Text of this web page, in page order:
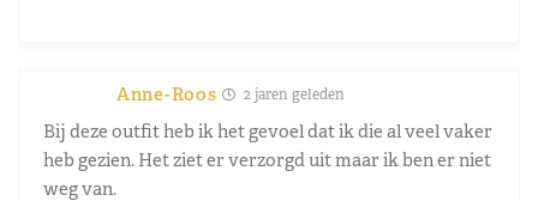
Anne-Roos 2 jaren geleden
Bij deze outfit heb ik het gevoel dat ik die al veel vaker
heb gezien. Het ziet er verzorgd uit maar ik ben er niet
weg van.